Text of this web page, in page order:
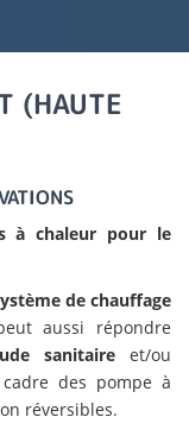
(HAUTE
à chaleur pour le
de chauffage
aussi répondre
sanitaire et/ou
des pompe à
réversibles.